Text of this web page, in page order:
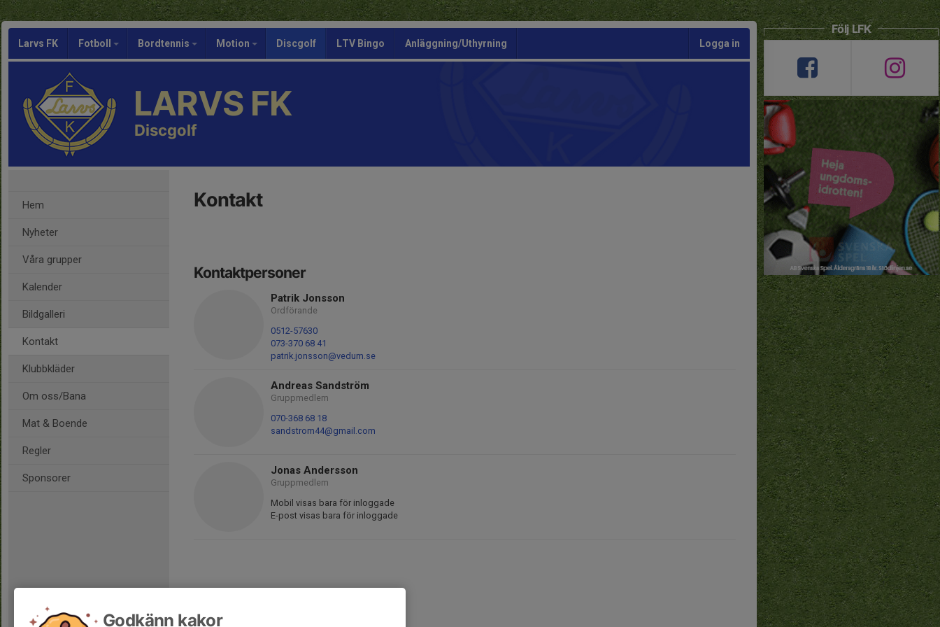
Larvs FK Fotboll Bordtennis Motion Discgolf LTV Bingo Anläggning/Uthyrning Logga in
LARVS FK
Discgolf
Hem
Nyheter
Våra grupper
Kalender
Bildgalleri
Kontakt
Klubbkläder
Om oss/Bana
Mat & Boende
Regler
Sponsorer
Kontakt
Kontaktpersoner
Patrik Jonsson
Ordförande
0512-57630
073-370 68 41
patrik.jonsson@vedum.se
Andreas Sandström
Gruppmedlem
070-368 68 18
sandstrom44@gmail.com
Jonas Andersson
Gruppmedlem
Mobil visas bara för inloggade
E-post visas bara för inloggade
Följ LFK
Godkänn kakor